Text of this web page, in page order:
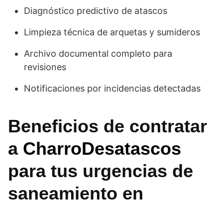
Diagnóstico predictivo de atascos
Limpieza técnica de arquetas y sumideros
Archivo documental completo para
revisiones
Notificaciones por incidencias detectadas
Beneficios de contratar
a CharroDesatascos
para tus urgencias de
saneamiento en